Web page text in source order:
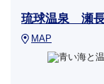
琉球温泉 瀬
MAP